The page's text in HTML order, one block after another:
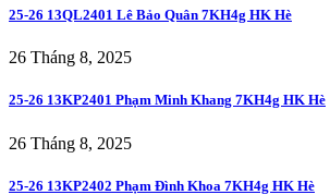
25-26 13QL2401 Lê Bảo Quân 7KH4g HK Hè
26 Tháng 8, 2025
25-26 13KP2401 Phạm Minh Khang 7KH4g HK Hè
26 Tháng 8, 2025
25-26 13KP2402 Phạm Đình Khoa 7KH4g HK Hè